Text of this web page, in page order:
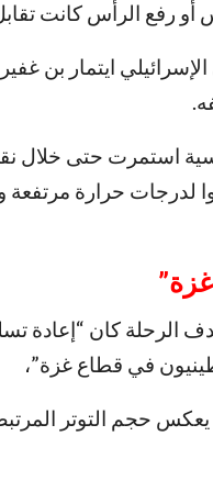
رفع الرأس كانت
ايتمار بن
استمرت حتى خلال
لدرجات حرارة مرتفعة
”
الرحلة كان “إعادة
في قطاع غزة”،
حجم التوتر